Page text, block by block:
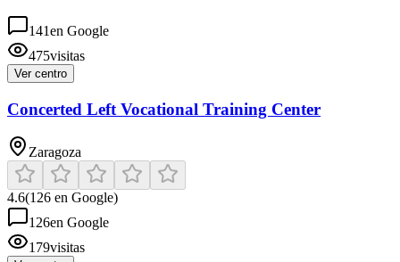
141en Google
475visitas
Ver centro
Concerted Left Vocational Training Center
Zaragoza
4.6(126 en Google)
126en Google
179visitas